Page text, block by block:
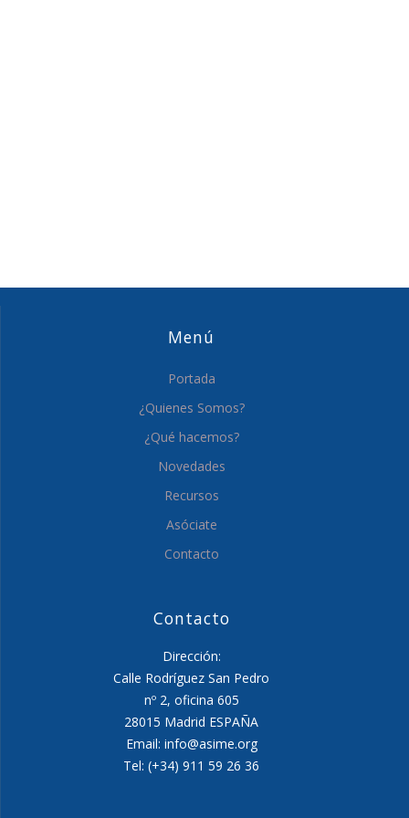
Menú
Portada
¿Quienes Somos?
¿Qué hacemos?
Novedades
Recursos
Asóciate
Contacto
Contacto
Dirección:
Calle Rodríguez San Pedro
nº 2, oficina 605
28015 Madrid ESPAÑA
Email: info@asime.org
Tel: (+34) 911 59 26 36